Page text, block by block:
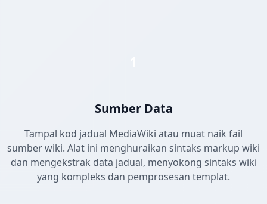
Sumber Data
Tampal kod jadual MediaWiki atau muat naik fail
sumber wiki. Alat ini menghuraikan sintaks markup wiki
dan mengekstrak data jadual, menyokong sintaks wiki
yang kompleks dan pemprosesan templat.